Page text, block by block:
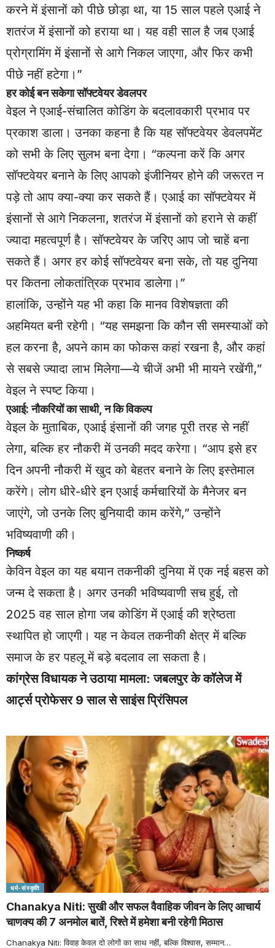
करने में इंसानों को पीछे छोड़ा था, या 15 साल पहले एआई ने
शतरंज में इंसानों को हराया था। यह वही साल है जब एआई
प्रोग्रामिंग में इंसानों से आगे निकल जाएगा, और फिर कभी
पीछे नहीं हटेगा।”
हर कोई बन सकेगा सॉफ्टवेयर डेवलपर
वेइल ने एआई-संचालित कोडिंग के बदलावकारी प्रभाव पर
प्रकाश डाला। उनका कहना है कि यह सॉफ्टवेयर डेवलपमेंट
को सभी के लिए सुलभ बना देगा। “कल्पना करें कि अगर
सॉफ्टवेयर बनाने के लिए आपको इंजीनियर होने की जरूरत न
पड़े तो आप क्या-क्या कर सकते हैं। एआई का सॉफ्टवेयर में
इंसानों से आगे निकलना, शतरंज में इंसानों को हराने से कहीं
ज्यादा महत्वपूर्ण है। सॉफ्टवेयर के जरिए आप जो चाहें बना
सकते हैं। अगर हर कोई सॉफ्टवेयर बना सके, तो यह दुनिया
पर कितना लोकतांत्रिक प्रभाव डालेगा।”
हालांकि, उन्होंने यह भी कहा कि मानव विशेषज्ञता की
अहमियत बनी रहेगी। “यह समझना कि कौन सी समस्याओं को
हल करना है, अपने काम का फोकस कहां रखना है, और कहां
से सबसे ज्यादा लाभ मिलेगा—ये चीजें अभी भी मायने रखेंगी,”
वेइल ने स्पष्ट किया।
एआई: नौकरियों का साथी, न कि विकल्प
वेइल के मुताबिक, एआई इंसानों की जगह पूरी तरह से नहीं
लेगा, बल्कि हर नौकरी में उनकी मदद करेगा। “आप इसे हर
दिन अपनी नौकरी में खुद को बेहतर बनाने के लिए इस्तेमाल
करेंगे। लोग धीरे-धीरे इन एआई कर्मचारियों के मैनेजर बन
जाएंगे, जो उनके लिए बुनियादी काम करेंगे,” उन्होंने
भविष्यवाणी की।
निष्कर्ष
केविन वेइल का यह बयान तकनीकी दुनिया में एक नई बहस को
जन्म दे सकता है। अगर उनकी भविष्यवाणी सच हुई, तो
2025 वह साल होगा जब कोडिंग में एआई की श्रेष्ठता
स्थापित हो जाएगी। यह न केवल तकनीकी क्षेत्र में बल्कि
समाज के हर पहलू में बड़े बदलाव ला सकता है।
कांग्रेस विधायक ने उठाया मामला: जबलपुर के कॉलेज में
आर्ट्स प्रोफेसर 9 साल से साइंस प्रिंसिपल
धर्म-संस्कृति
Chanakya Niti: सुखी और सफल वैवाहिक जीवन के लिए आचार्य
चाणक्य की 7 अनमोल बातें, रिश्ते में हमेशा बनी रहेगी मिठास
Chanakya Niti: विवाह केवल दो लोगों का साथ नहीं, बल्कि विश्वास, सम्मान…